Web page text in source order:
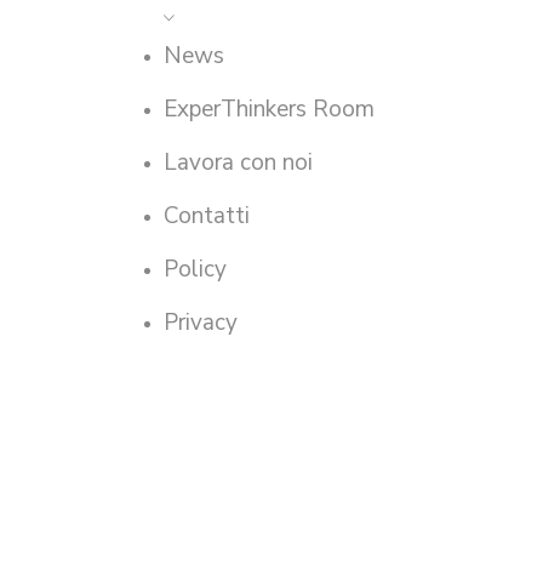
News
ExperThinkers Room
Lavora con noi
Contatti
Policy
Privacy